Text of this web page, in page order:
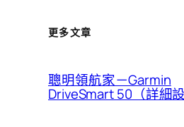
更多文章
聰明領航家－Garmin
DriveSmart 50（詳細設